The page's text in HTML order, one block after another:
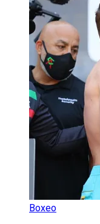
Boxeo